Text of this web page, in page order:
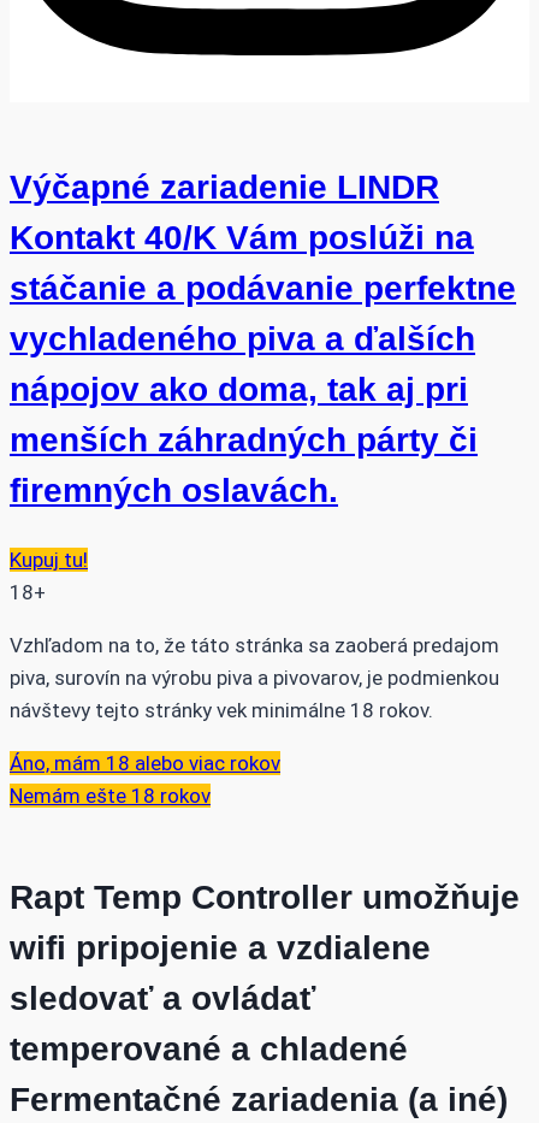
Výčapné zariadenie LINDR
Kontakt 40/K Vám poslúži na
stáčanie a podávanie perfektne
vychladeného piva a ďalších
nápojov ako doma, tak aj pri
menších záhradných párty či
firemných oslavách.
Kupuj tu!
18+
Vzhľadom na to, že táto stránka sa zaoberá predajom
piva, surovín na výrobu piva a pivovarov, je podmienkou
návštevy tejto stránky vek minimálne 18 rokov.
Áno, mám 18 alebo viac rokov
Nemám ešte 18 rokov
Rapt Temp Controller umožňuje
wifi pripojenie a vzdialene
sledovať a ovládať
temperované a chladené
Fermentačné zariadenia (a iné)